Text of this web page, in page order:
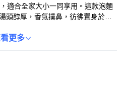
適合全家大小一同享用。這款泡麵
頭醇厚，香氣撲鼻，彷彿置身於日
隨時都能來一碗熱騰騰的拉麵，溫
更多